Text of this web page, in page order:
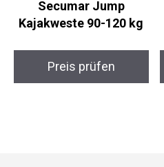
Secumar Jump
Kajakweste 90-120 kg
Preis prüfen